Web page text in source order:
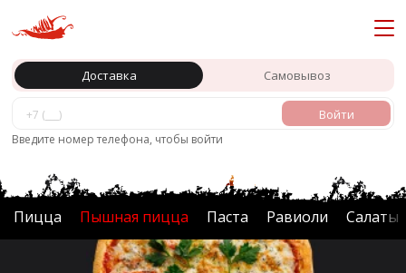
Доставка Самовывоз
Введите номер телефона, чтобы войти
Войти
Пицца Пышная пицца Паста Равиоли Салаты
Главная Пышная пицца